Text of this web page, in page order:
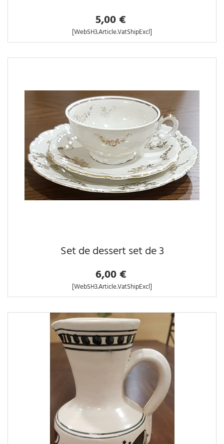
5,00 €
[WebSH3.Article.VatShipExcl]
Set de dessert set de 3
6,00 €
[WebSH3.Article.VatShipExcl]